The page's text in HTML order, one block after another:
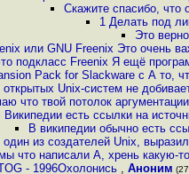
Скажите спасибо, что
1 Делать под
Это
или GNU Freenix Это очень
подкласс Freenix Я ещё
Pack for Slackware с А то,
открытых Unix-систем не
что твой потолок
Википедии есть ссылки на
В википедии обычно есть
из создателей Unix,
что написали А, хрень какую-то
- 1996Охолонись , Аноним